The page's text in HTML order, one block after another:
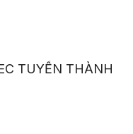
TUYỂN THÀNH